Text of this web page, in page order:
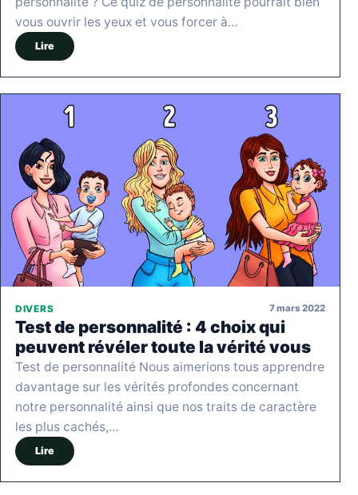
vous ouvrir les yeux et vous forcer à…
Lire
DIVERS 7 mars 2022
Test de personnalité : 4 choix qui
peuvent révéler toute la vérité vous
Test de personnalité Nous aimerions tous apprendre
davantage sur les vérités profondes concernant
notre personnalité ainsi que nos traits de caractère
les plus cachés,…
Lire